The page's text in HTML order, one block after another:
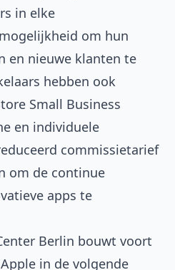
in elke
om hun
en nieuwe klanten te
hebben ook
Small Business
en individuele
commissietarief
om de continue
apps te
Berlin bouwt voort
in de volgende